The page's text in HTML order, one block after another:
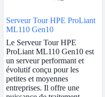
Serveur Tour HPE ProLiant
ML110 Gen10
Le Serveur Tour HPE
ProLiant ML110 Gen10 est
un serveur performant et
évolutif conçu pour les
petites et moyennes
entreprises. Il offre une